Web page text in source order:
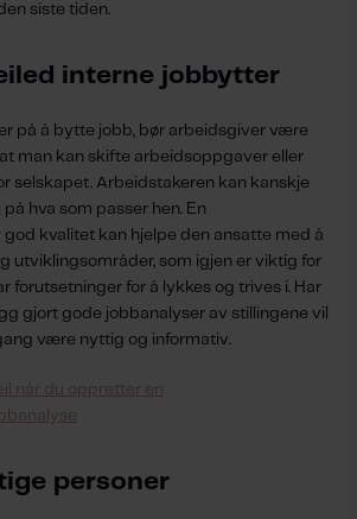
siste tiden.
interne jobbytter
på å bytte jobb, bør arbeidsgiver være
man kan skifte arbeidsoppgaver eller
selskapet. Arbeidstakeren kan kanskje
hva som passer hen. En
kvalitet kan hjelpe den ansatte med å
utviklingsområder, som igjen er viktig for
forutsetninger for å lykkes og trives i. Har
gjort gode jobbanalyser av stillingene vil
være nyttig og informativ.
når du oppretter en
personer